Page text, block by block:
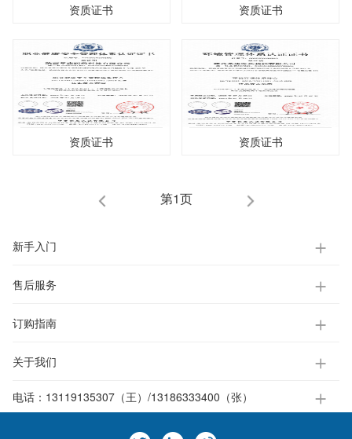
资质证书 资质证书
资质证书 资质证书
第1页
新手入门
售后服务
订购指南
关于我们
电话： 13119135307（王）/13186333400（张）